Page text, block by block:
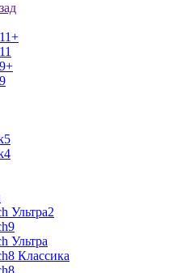
Ультра2
Ультра
Классика